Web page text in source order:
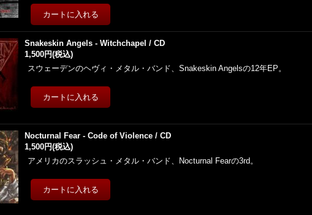
Snakeskin Angels - Witchchapel / CD
1,500円(税込)
スウェーデンのヘヴィ・メタル・バンド、Snakeskin Angelsの12年EP。
Nocturnal Fear - Code of Violence / CD
1,500円(税込)
アメリカのスラッシュ・メタル・バンド、Nocturnal Fearの3rd。